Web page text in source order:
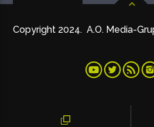
Copyright 2024. A.O. Media-